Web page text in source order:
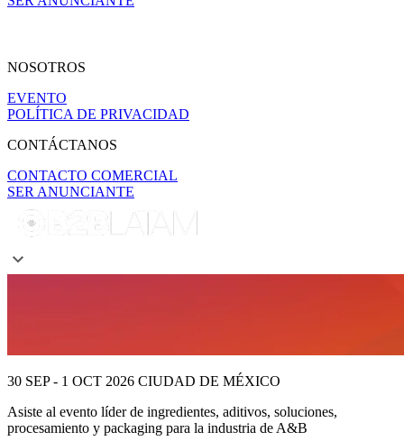
NOSOTROS
EVENTO
POLÍTICA DE PRIVACIDAD
CONTÁCTANOS
CONTACTO COMERCIAL
SER ANUNCIANTE
30 SEP - 1 OCT 2026 CIUDAD DE MÉXICO
Asiste al evento líderde ingredientes, aditivos, soluciones,
procesamiento y packaging para la industria de A&B